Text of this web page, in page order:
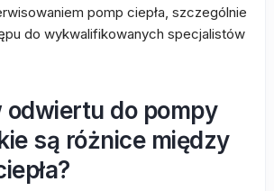
pomp ciepła, szczególnie
do wykwalifikowanych specjalistów
odwiertu do pompy
są różnice między